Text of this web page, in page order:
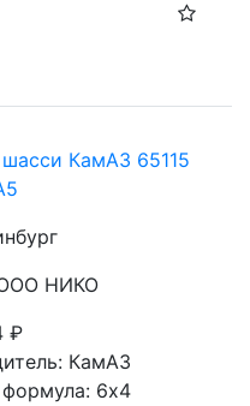
шасси КамАЗ 65115
ООО НИКО
₽
КамАЗ
формула: 6х4